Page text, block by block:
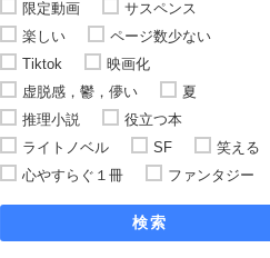
限定動画
サスペンス
楽しい
ページ数少ない
Tiktok
映画化
虚脱感，鬱，儚い
夏
推理小説
役立つ本
ライトノベル
SF
笑える
心やすらぐ１冊
ファンタジー
検索